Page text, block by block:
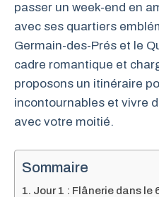
passer un week-end en
avec ses quartiers
Germain-des-Prés et le
cadre romantique et
proposons un itinéraire
incontournables et vivre
avec votre moitié.
Sommaire
Jour 1 : Flânerie dans le